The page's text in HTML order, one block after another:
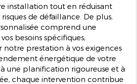
installation tout en réduisant
de défaillance. De plus,
comprend une
besoins spécifiques,
prestation à vos exigences
énergétique de votre
une planification rigoureuse et à
chaque intervention contribue